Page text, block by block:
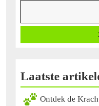
Laatste
Ontdek de